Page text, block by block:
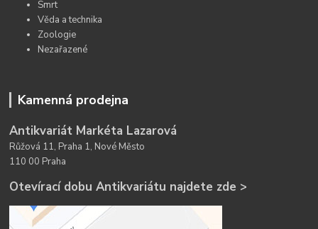
Smrt
Věda a technika
Zoologie
Nezařazené
Kamenná prodejna
Antikvariát Markéta Lazarová
Růžová 11, Praha 1, Nové Město
110 00 Praha
Otevírací dobu Antikvariátu najdete zde >